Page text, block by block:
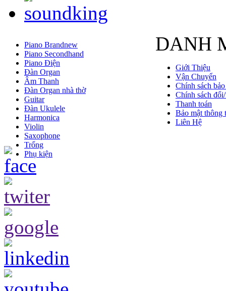
DANH
Piano Brandnew
Piano Secondhand
Piano Điện
Đàn Organ
Âm Thanh
Đàn Organ nhà thờ
Guitar
Đàn Ukulele
Harmonica
Violin
Saxophone
Trống
Phụ kiện
Giới Thiệu
Vận Chuyển
Chính sách
Chính sách
Thanh toán
Bảo mật thông
Liên Hệ